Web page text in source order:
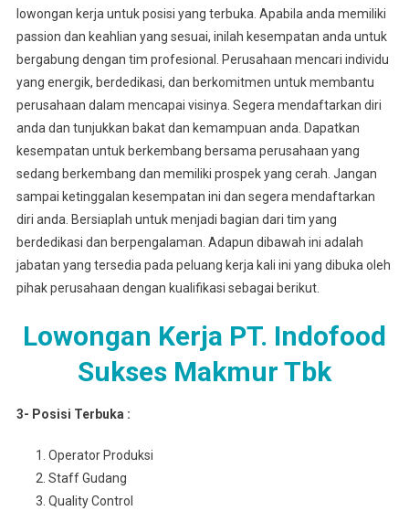
lowongan kerja untuk posisi yang terbuka. Apabila anda memiliki
passion dan keahlian yang sesuai, inilah kesempatan anda untuk
bergabung dengan tim profesional. Perusahaan mencari individu
yang energik, berdedikasi, dan berkomitmen untuk membantu
perusahaan dalam mencapai visinya. Segera mendaftarkan diri
anda dan tunjukkan bakat dan kemampuan anda. Dapatkan
kesempatan untuk berkembang bersama perusahaan yang
sedang berkembang dan memiliki prospek yang cerah. Jangan
sampai ketinggalan kesempatan ini dan segera mendaftarkan
diri anda. Bersiaplah untuk menjadi bagian dari tim yang
berdedikasi dan berpengalaman. Adapun dibawah ini adalah
jabatan yang tersedia pada peluang kerja kali ini yang dibuka oleh
pihak perusahaan dengan kualifikasi sebagai berikut.
Lowongan Kerja PT. Indofood
Sukses Makmur Tbk
3- Posisi Terbuka :
Operator Produksi
Staff Gudang
Quality Control